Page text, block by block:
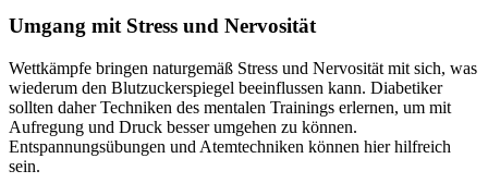
Umgang mit Stress und Nervosität
Wettkämpfe bringen naturgemäß Stress und Nervosität mit sich, was
wiederum den Blutzuckerspiegel beeinflussen kann. Diabetiker
sollten daher Techniken des mentalen Trainings erlernen, um mit
Aufregung und Druck besser umgehen zu können.
Entspannungsübungen und Atemtechniken können hier hilfreich
sein.